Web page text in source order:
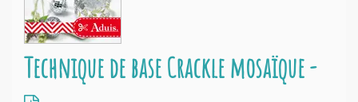
Technique de base Crackle mosaïque -